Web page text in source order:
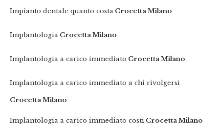
Impianto dentale quanto costa Crocetta Milano
Implantologia Crocetta Milano
Implantologia a carico immediato Crocetta Milano
Implantologia a carico immediato a chi rivolgersi
Crocetta Milano
Implantologia a carico immediato costi Crocetta Milano